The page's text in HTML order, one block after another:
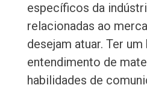
específicos da
relacionadas ao
desejam atuar. Ter um
entendimento de
habilidades de